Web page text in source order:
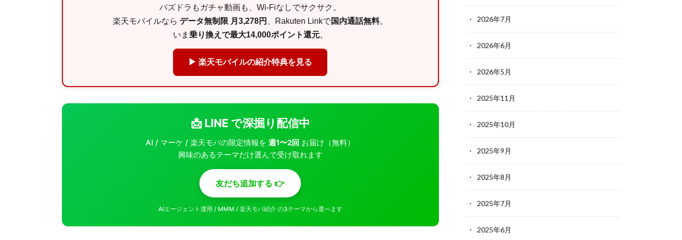
パズドラもガチャ動画も、Wi-Fiなしでサクサク。
楽天モバイルなら データ無制限 月3,278円 、Rakuten Linkで国内通話無料。
いま 乗り換えで最大14,000ポイント還元。
▶ 楽天モバイルの紹介特典を見る
📩 LINE で深掘り配信中
AI / マーケ / 楽天モバの限定情報を週1〜2回 お届け（無料）
興味のあるテーマだけ選んで受け取れます
友だち追加する 👉
AIエージェント運用 / MMM / 楽天モバ紹介 の3テーマから選べます
2026年7月
2026年6月
2026年5月
2025年11月
2025年10月
2025年9月
2025年8月
2025年7月
2025年6月